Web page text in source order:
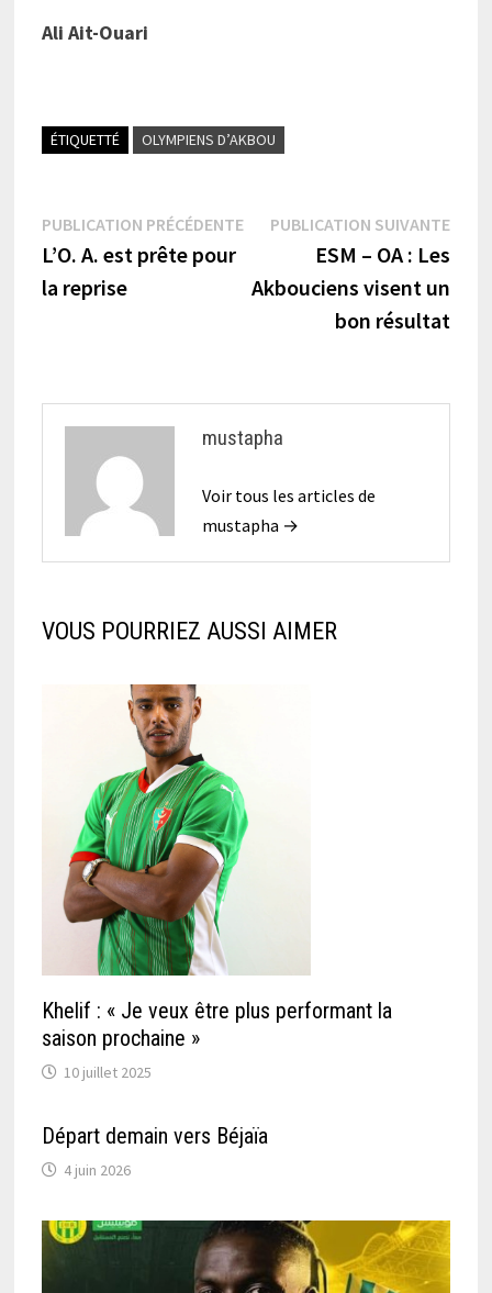
Ali Ait-Ouari
ÉTIQUETTÉ OLYMPIENS D’AKBOU
Navigation
de
l’article
PUBLICATION PRÉCÉDENTEPublication
précédente :
L’O. A. est prête pour
la reprise
PUBLICATION SUIVANTE
ESM – OA : Les
Akbouciens visent un
bon résultat
mustapha
Voir tous les articles de
mustapha →
VOUS POURRIEZ AUSSI AIMER
Khelif : « Je veux être plus performant la
saison prochaine »
10 juillet 2025
Départ demain vers Béjaïa
4 juin 2026